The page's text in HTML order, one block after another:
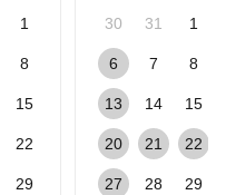
1
8
15
22
29
30 31 1
6 7 8
13 14 15
20 21 22
27 28 29